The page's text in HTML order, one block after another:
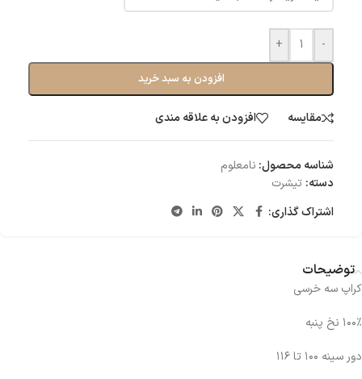
-
+
افزودن به سبد خرید
مقایسه افزودن به علاقه مندی
شناسه محصول: نامعلوم
دسته: تیشرت
اشتراک گذاری:
توضیحات
کراپ سه خرسی
۱۰۰٪ نخ پنبه
دور سینه ۱۰۰ تا ۱۱۶